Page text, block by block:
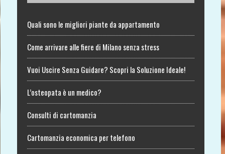
Quali sono le migliori piante da appartamento
Come arrivare alle fiere di Milano senza stress
Vuoi Uscire Senza Guidare? Scopri la Soluzione Ideale!
L’osteopata è un medico?
Consulti di cartomanzia
Cartomanzia economica per telefono